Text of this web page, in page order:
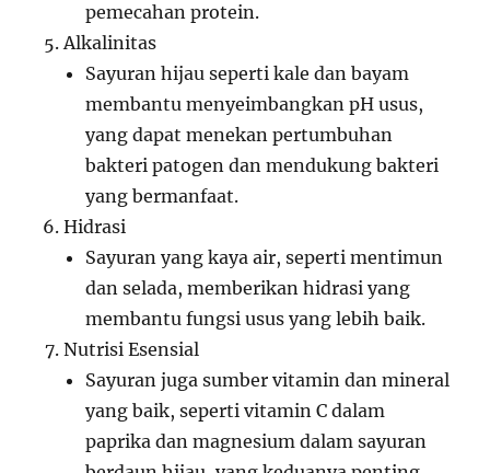
pemecahan protein.
Alkalinitas
Sayuran hijau seperti kale dan bayam
membantu menyeimbangkan pH usus,
yang dapat menekan pertumbuhan
bakteri patogen dan mendukung bakteri
yang bermanfaat.
Hidrasi
Sayuran yang kaya air, seperti mentimun
dan selada, memberikan hidrasi yang
membantu fungsi usus yang lebih baik.
Nutrisi Esensial
Sayuran juga sumber vitamin dan mineral
yang baik, seperti vitamin C dalam
paprika dan magnesium dalam sayuran